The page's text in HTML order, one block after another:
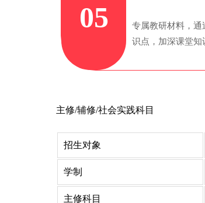
05
专属教研材料，
识点，加深课堂知
主修/辅修/社会实践科目
招生对象
学制
主修科目